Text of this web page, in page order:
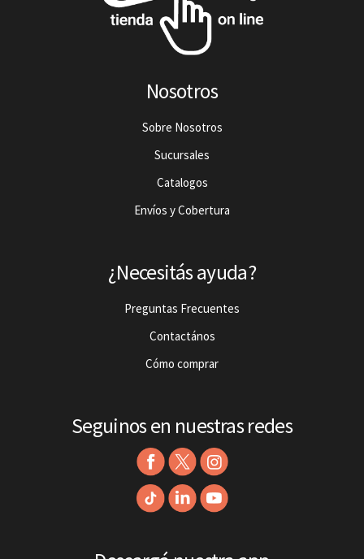
Nosotros
Sobre Nosotros
Sucursales
Catalogos
Envíos y Cobertura
¿Necesitás ayuda?
Preguntas Frecuentes
Contactános
Cómo comprar
Seguinos en nuestras redes